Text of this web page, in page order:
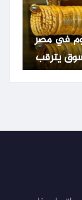
في مصر
8 أغسطس 2026.. السوق يترقب